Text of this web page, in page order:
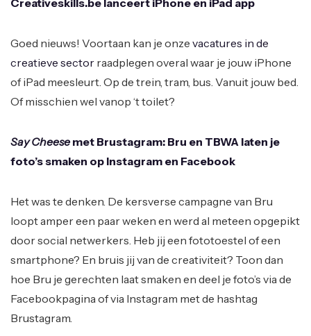
Creativeskills.be lanceert iPhone en iPad app
Goed nieuws! Voortaan kan je onze vacatures in de
creatieve sector raadplegen overal waar je jouw iPhone
of iPad meesleurt. Op de trein, tram, bus. Vanuit jouw bed.
Of misschien wel vanop ‘t toilet?
Say Cheesemet Brustagram: Bru en TBWA laten je
foto’s smaken op Instagram en Facebook
Het was te denken. De kersverse campagne van Bru
loopt amper een paar weken en werd al meteen opgepikt
door social netwerkers. Heb jij een fototoestel of een
smartphone? En bruis jij van de creativiteit? Toon dan
hoe Bru je gerechten laat smaken en deel je foto’s via de
Facebookpagina of via Instagram met de hashtag
Brustagram.